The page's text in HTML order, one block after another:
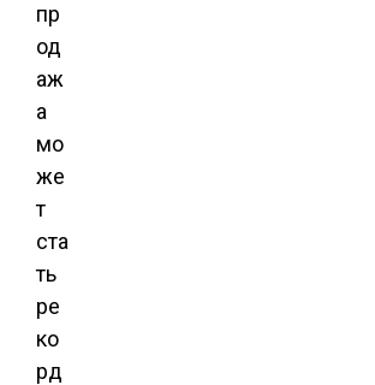
пр
од
аж
а
мо
же
т
ста
ть
ре
ко
рд